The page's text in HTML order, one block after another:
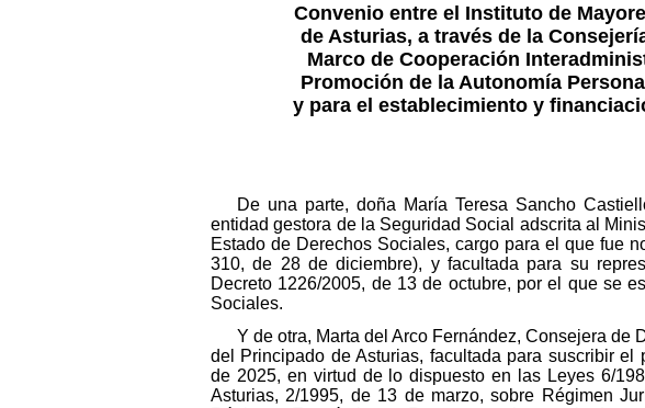
Convenio entre el Instituto de
de Asturias, a través de la
Marco de Cooperación
Promoción de la Autonomía
y para el establecimiento y
De una parte, doña María Teresa Sancho
entidad gestora de la Seguridad Social adscrita al
Estado de Derechos Sociales, cargo para el que fue
310, de 28 de diciembre), y facultada para su
Decreto 1226/2005, de 13 de octubre, por el que se
Sociales.
Y de otra, Marta del Arco Fernández, Consejera de
del Principado de Asturias, facultada para suscribir
de 2025, en virtud de lo dispuesto en las Leyes 6/
Asturias, 2/1995, de 13 de marzo, sobre Régimen